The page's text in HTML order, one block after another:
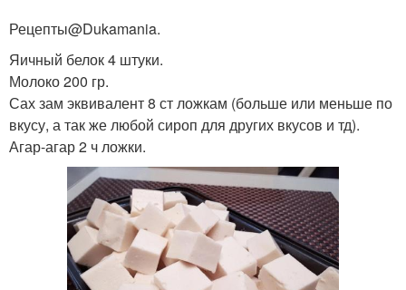
Рецепты@Dukamania.
Яичный белок 4 штуки.
Молоко 200 гр.
Сах зам эквивалент 8 ст ложкам (больше или меньше по
вкусу, а так же любой сироп для других вкусов и тд).
Агар-агар 2 ч ложки.